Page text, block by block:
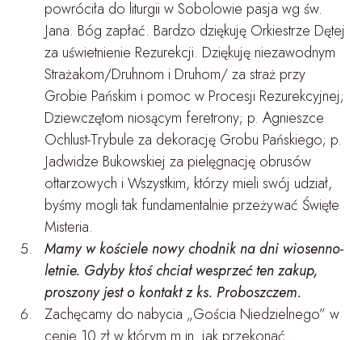
powróciła do liturgii w Sobolowie pasja wg św.
Jana. Bóg zapłać. Bardzo dziękuję Orkiestrze Dętej
za uświetnienie Rezurekcji. Dziękuję niezawodnym
Strażakom/Druhnom i Druhom/ za straż przy
Grobie Pańskim i pomoc w Procesji Rezurekcyjnej;
Dziewczętom niosącym feretrony; p. Agnieszce
Ochlust-Trybule za dekorację Grobu Pańskiego; p.
Jadwidze Bukowskiej za pielęgnację obrusów
ołtarzowych i Wszystkim, którzy mieli swój udział,
byśmy mogli tak fundamentalnie przeżywać Święte
Misteria.
Mamy w kościele nowy chodnik na dni wiosenno-
letnie. Gdyby ktoś chciał wesprzeć ten zakup,
proszony jest o kontakt z ks. Proboszczem.
Zachęcamy do nabycia „Gościa Niedzielnego” w